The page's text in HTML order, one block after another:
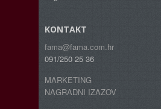
KONTAKT
fama@fama.com.hr
091/250 25 36
MARKETING
NAGRADNI IZAZOV